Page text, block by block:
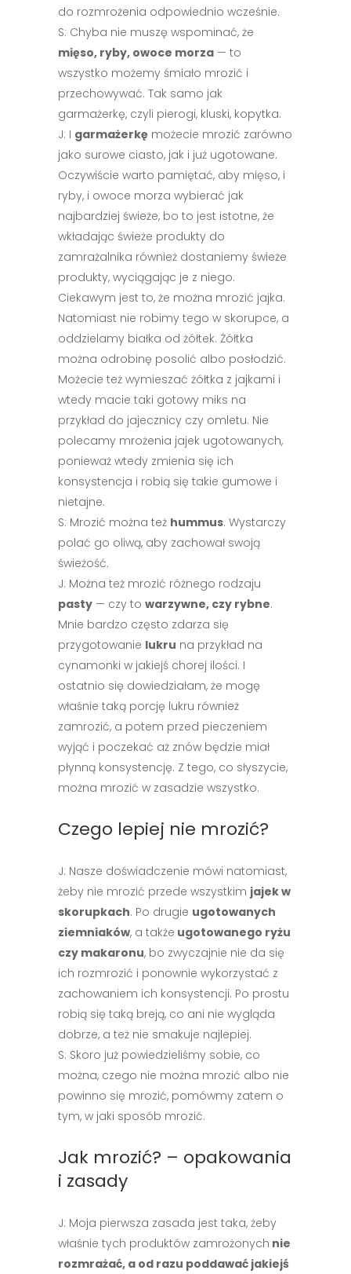
do rozmrożenia odpowiednio wcześnie.
S: Chyba nie muszę wspominać, że
mięso, ryby, owoce morza — to
wszystko możemy śmiało mrozić i
przechowywać. Tak samo jak
garmażerkę, czyli pierogi, kluski, kopytka.
J: I garmażerkę możecie mrozić zarówno
jako surowe ciasto, jak i już ugotowane.
Oczywiście warto pamiętać, aby mięso, i
ryby, i owoce morza wybierać jak
najbardziej świeże, bo to jest istotne, że
wkładając świeże produkty do
zamrażalnika również dostaniemy świeże
produkty, wyciągając je z niego.
Ciekawym jest to, że można mrozić jajka.
Natomiast nie robimy tego w skorupce, a
oddzielamy białka od żółtek. Żółtka
można odrobinę posolić albo posłodzić.
Możecie też wymieszać żółtka z jajkami i
wtedy macie taki gotowy miks na
przykład do jajecznicy czy omletu. Nie
polecamy mrożenia jajek ugotowanych,
ponieważ wtedy zmienia się ich
konsystencja i robią się takie gumowe i
nietajne.
S: Mrozić można też hummus. Wystarczy
polać go oliwą, aby zachował swoją
świeżość.
J: Można też mrozić różnego rodzaju
pasty — czy to warzywne, czy rybne.
Mnie bardzo często zdarza się
przygotowanie lukru na przykład na
cynamonki w jakiejś chorej ilości. I
ostatnio się dowiedziałam, że mogę
właśnie taką porcję lukru również
zamrozić, a potem przed pieczeniem
wyjąć i poczekać aż znów będzie miał
płynną konsystencję. Z tego, co słyszycie,
można mrozić w zasadzie wszystko.
Czego lepiej nie mrozić?
J: Nasze doświadczenie mówi natomiast,
żeby nie mrozić przede wszystkim jajek w
skorupkach. Po drugie ugotowanych
ziemniaków, a także ugotowanego ryżu
czy makaronu, bo zwyczajnie nie da się
ich rozmrozić i ponownie wykorzystać z
zachowaniem ich konsystencji. Po prostu
robią się taką breją, co ani nie wygląda
dobrze, a też nie smakuje najlepiej.
S: Skoro już powiedzieliśmy sobie, co
można, czego nie można mrozić albo nie
powinno się mrozić, pomówmy zatem o
tym, w jaki sposób mrozić.
Jak mrozić? – opakowania
i zasady
J: Moja pierwsza zasada jest taka, żeby
właśnie tych produktów zamrożonych nie
rozmrażać, a od razu poddawać jakiejś